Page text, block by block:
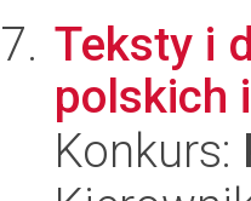
Teksty i
polskich
Konkurs: